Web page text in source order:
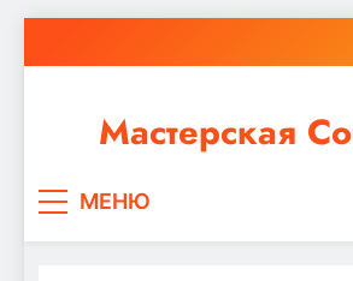
к
Мастерская
ремонт или крупное
МЕНЮ